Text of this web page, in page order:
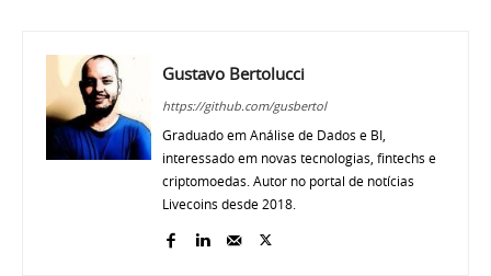
Gustavo Bertolucci
https://github.com/gusbertol
Graduado em Análise de Dados e BI,
interessado em novas tecnologias, fintechs e
criptomoedas. Autor no portal de notícias
Livecoins desde 2018.